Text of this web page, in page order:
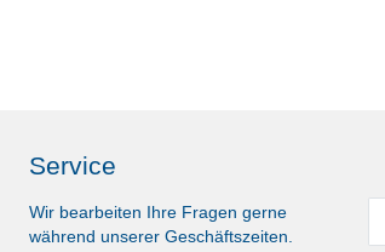
Service
Wir bearbeiten Ihre Fragen gerne
während unserer Geschäftszeiten.